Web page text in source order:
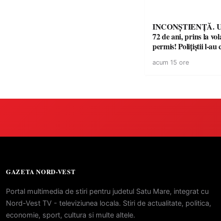
INCONȘTIENȚĂ.
72 de ani, prins la
permis! Polițiștii l-au
acum 15 ore
GAZETA NORD-VEST
Portal multimedia de stiri pentru judetul Satu Mare, integrat cu
Nord-Vest TV - televiziunea locala. Stiri de actualitate, politica,
economie, sport, cultura si multe altele.